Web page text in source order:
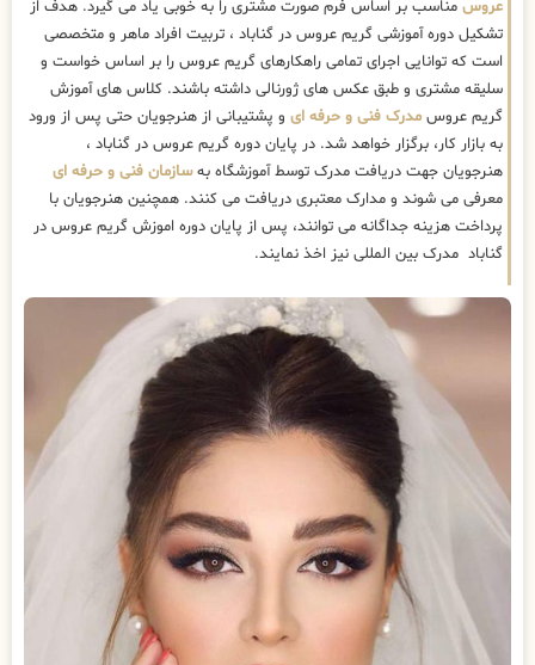
عروس مناسب بر اساس فرم صورت مشتری را به خوبی یاد می گیرد. هدف از
تشکیل دوره آموزشی گریم عروس در گناباد ، تربیت افراد ماهر و متخصصی
است که توانایی اجرای تمامی راهکارهای گریم عروس را بر اساس خواست و
سلیقه مشتری و طبق عکس های ژورنالی داشته باشند. کلاس های آموزش
گریم عروس مدرک فنی و حرفه ای و پشتیبانی از هنرجویان حتی پس از ورود
به بازار کار، برگزار خواهد شد. در پایان دوره گریم عروس در گناباد ،
هنرجویان جهت دریافت مدرک توسط آموزشگاه بهسازمان فنی و حرفه ای
معرفی می شوند و مدارک معتبری دریافت می کنند. همچنین هنرجویان با
پرداخت هزینه جداگانه می توانند، پس از پایان دوره اموزش گریم عروس در
گناباد مدرک بین المللی نیز اخذ نمایند.